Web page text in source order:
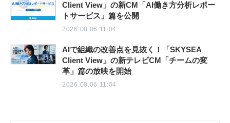
Client View」の新CM「AI働き方分析レポー
トサービス」篇を公開
2026.08.06 11:04
AIで組織の改善点を見抜く！「SKYSEA
Client View」の新テレビCM「チームの変
革」篇の放映を開始
2026.08.06 11:04